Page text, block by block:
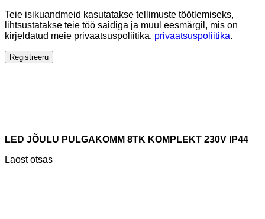
Teie isikuandmeid kasutatakse tellimuste töötlemiseks,
lihtsustatakse teie töö saidiga ja muul eesmärgil, mis on
kirjeldatud meie privaatsuspoliitika. privaatsuspoliitika.
Registreeru
LED JÕULU PULGAKOMM 8TK KOMPLEKT 230V IP44
Laost otsas